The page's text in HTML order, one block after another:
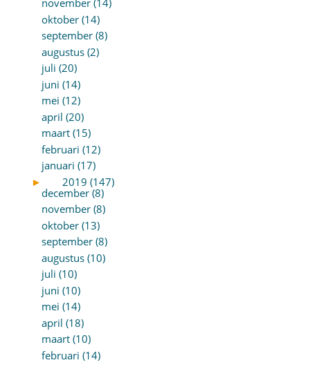
november (14)
oktober (14)
september (8)
augustus (2)
juli (20)
juni (14)
mei (12)
april (20)
maart (15)
februari (12)
januari (17)
►
2019 (147)
december (8)
november (8)
oktober (13)
september (8)
augustus (10)
juli (10)
juni (10)
mei (14)
april (18)
maart (10)
februari (14)